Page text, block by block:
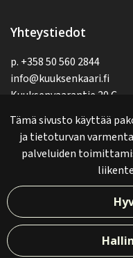
Tämä sivusto käyttää
ja tietoturvan
palveluiden
Yhteystiedot
p. +358 50 560 2844
info@kuuksenkaari.fi
Kuuksenvaarantie 20 C
Meillä voit maksaa
© Kuuksenkaari 2024.